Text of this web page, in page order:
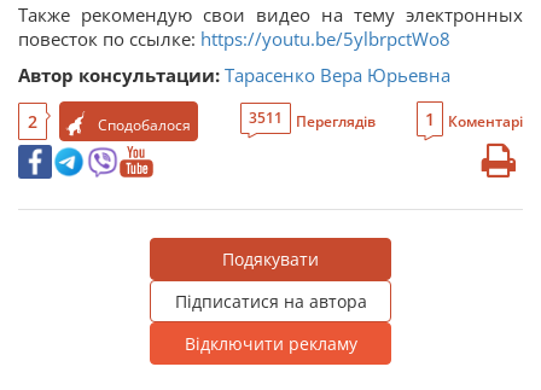
Также рекомендую свои видео на тему электронных
повесток по ссылке: https://youtu.be/5ylbrpctWo8
Автор консультации: Тарасенко Вера Юрьевна
2 Сподобалося 3511 Переглядів 1 Коментарі
Подякувати
Підписатися на автора
Відключити рекламу